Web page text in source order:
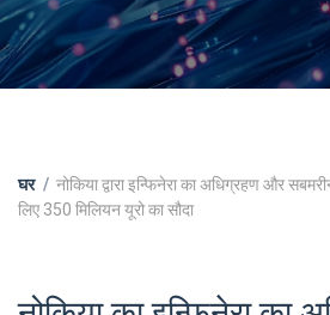
घर
नोकिया द्वारा इन्फिनेरा का अधिग्रहण और
लिए 350 मिलियन यूरो का सौदा